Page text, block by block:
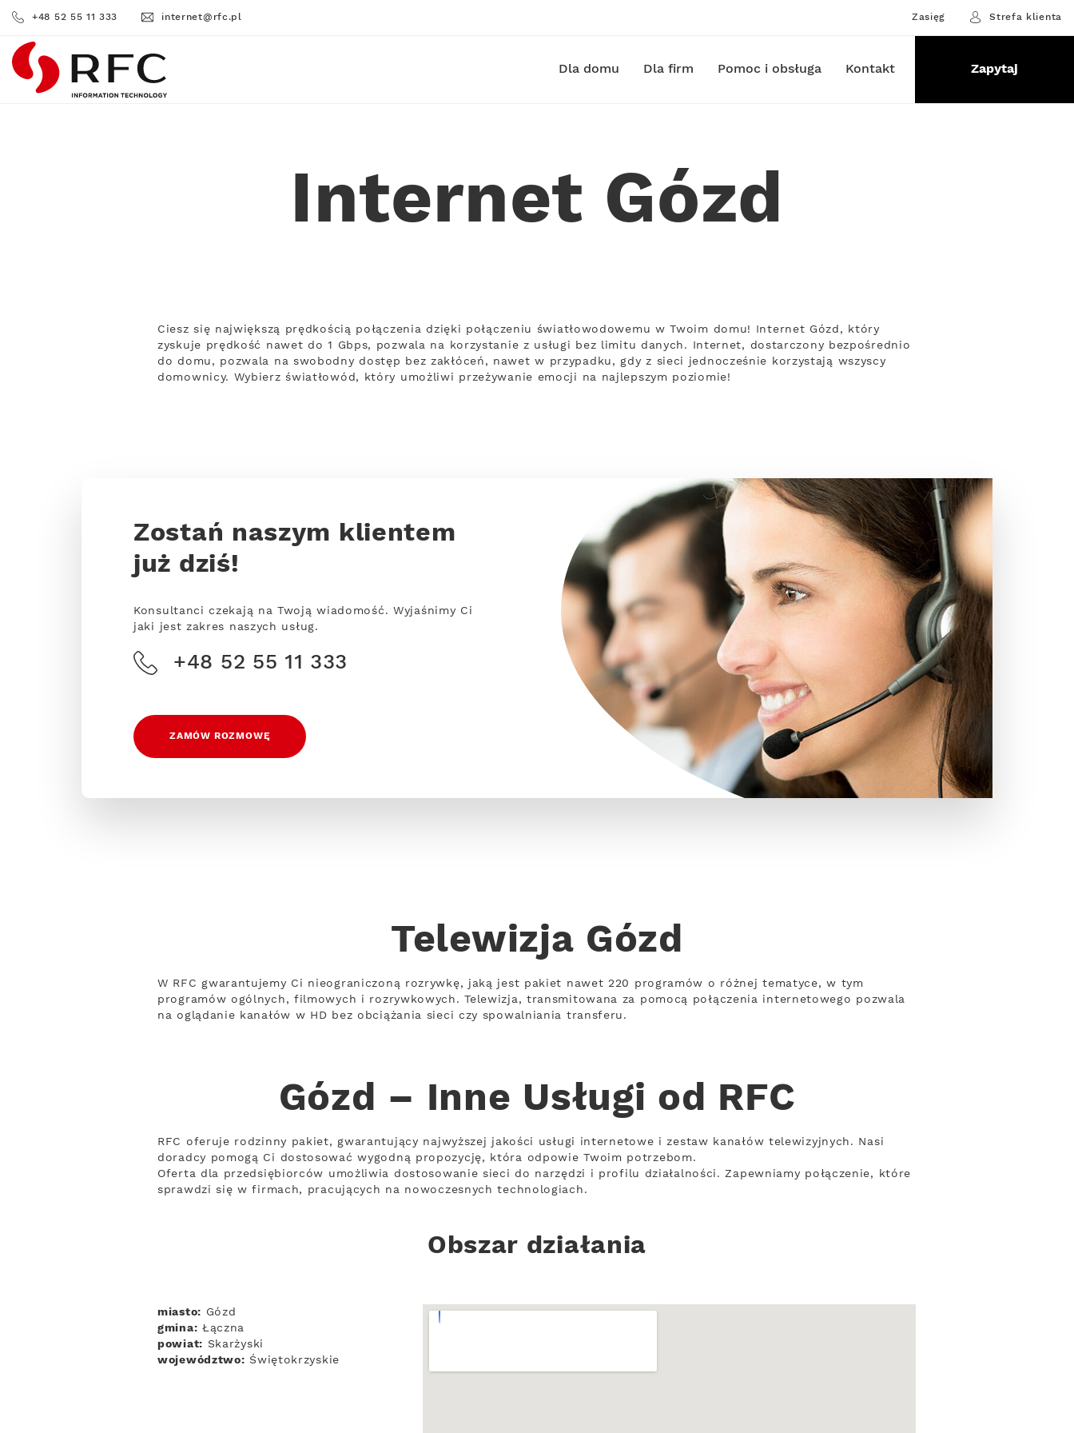
+48 52 55 11 333 internet@rfc.pl Zasięg Strefa klienta
RFC Dla domu Dla firm Pomoc i obsługa Kontakt Zapytaj
Internet Gózd
Ciesz się największą prędkością połączenia dzięki połączeniu światłowodowemu w Twoim domu! Internet Gózd, który
zyskuje prędkość nawet do 1 Gbps, pozwala na korzystanie z usługi bez limitu danych. Internet, dostarczony bezpośrednio
do domu, pozwala na swobodny dostęp bez zakłóceń, nawet w przypadku, gdy z sieci jednocześnie korzystają wszyscy
domownicy. Wybierz światłowód, który umożliwi przeżywanie emocji na najlepszym poziomie!
Zostań naszym klientem
już dziś!
Konsultanci czekają na Twoją wiadomość. Wyjaśnimy Ci
jaki jest zakres naszych usług.
+48 52 55 11 333
ZAMÓW ROZMOWĘ
Telewizja Gózd
W RFC gwarantujemy Ci nieograniczoną rozrywkę, jaką jest pakiet nawet 220 programów o różnej tematyce, w tym
programów ogólnych, filmowych i rozrywkowych. Telewizja, transmitowana za pomocą połączenia internetowego pozwala
na oglądanie kanałów w HD bez obciążania sieci czy spowalniania transferu.
Gózd – Inne Usługi od RFC
RFC oferuje rodzinny pakiet, gwarantujący najwyższej jakości usługi internetowe i zestaw kanałów telewizyjnych. Nasi
doradcy pomogą Ci dostosować wygodną propozycję, która odpowie Twoim potrzebom.
Oferta dla przedsiębiorców umożliwia dostosowanie sieci do narzędzi i profilu działalności. Zapewniamy połączenie, które
sprawdzi się w firmach, pracujących na nowoczesnych technologiach.
Obszar działania
miasto: Gózd
gmina: Łączna
powiat: Skarżyski
województwo: Świętokrzyskie